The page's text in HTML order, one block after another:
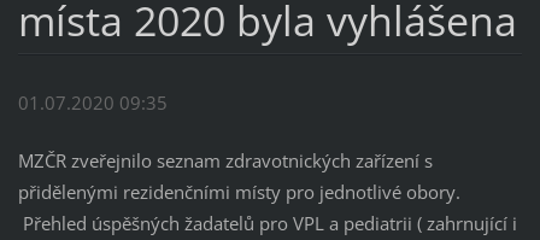
místa 2020 byla vyhlášena
01.07.2020 09:35
MZČR zveřejnilo seznam zdravotnických zařízení s
přidělenými rezidenčními místy pro jednotlivé obory.
Přehled úspěšných žadatelů pro VPL a pediatrii ( zahrnující i